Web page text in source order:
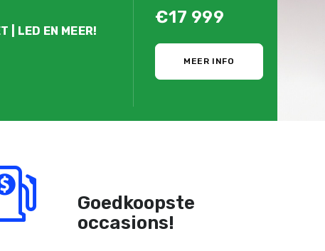
| LED EN MEER!
€17 999
MEER INFO
Goedkoopste
occasions!